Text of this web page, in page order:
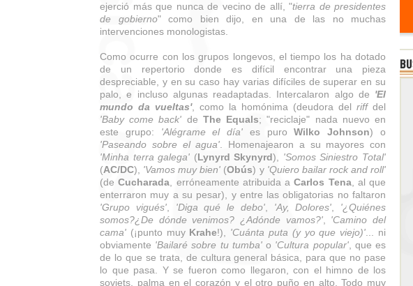
ejerció más que nunca de vecino de allí, "tierra de presidentes
de gobierno" como bien dijo, en una de las no muchas
intervenciones monologistas.
Como ocurre con los grupos longevos, el tiempo los ha dotado
de un repertorio donde es difícil encontrar una pieza
despreciable, y en su caso hay varias difíciles de superar en su
palo, e incluso algunas readaptadas. Intercalaron algo de 'El
mundo da vueltas', como la homónima (deudora del riffdel
'Baby come back' de The Equals; "reciclaje" nada nuevo en
este grupo: 'Alégrame el día' es puroWilko Johnson) o
'Paseando sobre el agua' . Homenajearon a su mayores con
'Minha terra galega' (Lynyrd Skynyrd), 'Somos Siniestro Total'
(AC/DC), 'Vamos muy bien' (Obús) y 'Quiero bailar rock and roll'
(deCucharada , erróneamente atribuida aCarlos Tena, al que
enterraron muy a su pesar), y entre las obligatorias no faltaron
'Grupo vigués', 'Diga qué le debo', 'Ay, Dolores'
'¿Quiénes
somos?¿De dónde venimos? ¿Adónde vamos?', 'Camino del
cama' (¡punto muy Krahe!), 'Cuánta puta (y yo que viejo)' ... ni
obviamente 'Bailaré sobre tu tumba'o 'Cultura popular', que es
de lo que se trata, de cultura general básica, para que no pase
lo que pasa. Y se fueron como llegaron, con el himno de los
soviets, palma en el corazón y el otro puño en alto. Todo muy